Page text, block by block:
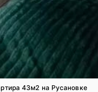
43м2 на Русановке